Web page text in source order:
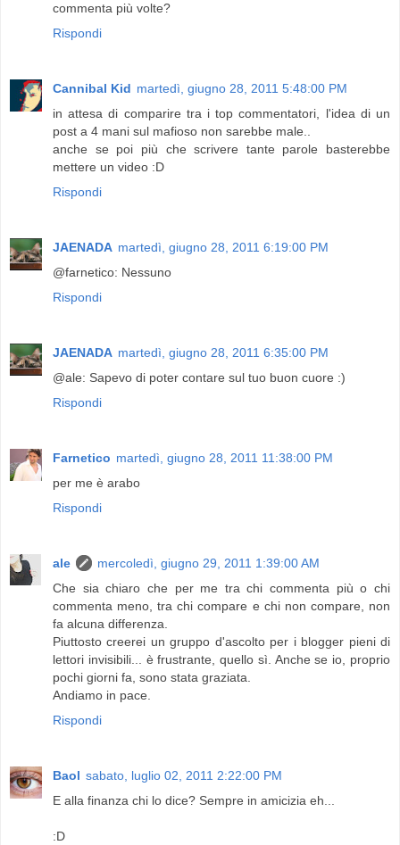
commenta più volte?
Rispondi
Cannibal Kid martedì, giugno 28, 2011 5:48:00 PM
in attesa di comparire tra i top commentatori, l'idea di un
post a 4 mani sul mafioso non sarebbe male..
anche se poi più che scrivere tante parole basterebbe
mettere un video :D
Rispondi
JAENADA martedì, giugno 28, 2011 6:19:00 PM
@farnetico: Nessuno
Rispondi
JAENADA martedì, giugno 28, 2011 6:35:00 PM
@ale: Sapevo di poter contare sul tuo buon cuore :)
Rispondi
Farnetico martedì, giugno 28, 2011 11:38:00 PM
per me è arabo
Rispondi
ale
mercoledì, giugno 29, 2011 1:39:00 AM
Che sia chiaro che per me tra chi commenta più o chi
commenta meno, tra chi compare e chi non compare, non
fa alcuna differenza.
Piuttosto creerei un gruppo d'ascolto per i blogger pieni di
lettori invisibili... è frustrante, quello sì. Anche se io, proprio
pochi giorni fa, sono stata graziata.
Andiamo in pace.
Rispondi
Baol sabato, luglio 02, 2011 2:22:00 PM
E alla finanza chi lo dice? Sempre in amicizia eh...
:D